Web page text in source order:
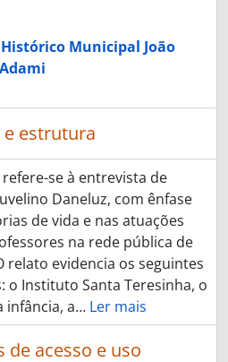
Municipal João
estrutura
refere-se à entrevista de
Daneluz, com ênfase
de vida e nas atuações
na rede pública de
relato evidencia os seguintes
o Instituto Santa Teresinha, o
infância, a… Ler mais
de acesso e uso